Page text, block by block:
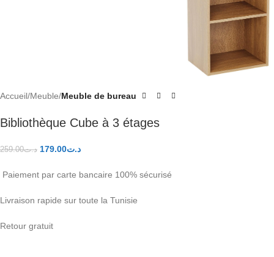
Accueil Meuble Meuble de bureau
Bibliothèque Cube à 3 étages
د.ت259.00 د.ت179.00
Paiement par carte bancaire 100% sécurisé
Livraison rapide sur toute la Tunisie
Retour gratuit